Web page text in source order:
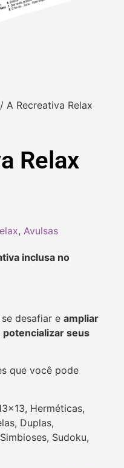
/ A Recreativa Relax
Relax
, Avulsas
inclusa no
desafiar e ampliar
seus
que você pode
Herméticas,
Duplas,
Sudoku,